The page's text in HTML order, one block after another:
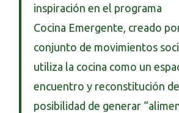
inspiración en el programa
Cocina Emergente, creado
conjunto de movimientos
utiliza la cocina como un
encuentro y reconstitución
posibilidad de generar